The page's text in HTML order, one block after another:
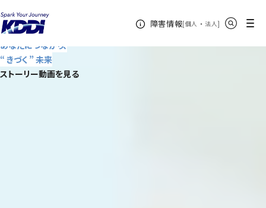
障害情報[個人 ・ 法人新規ウィンドウ
]
メニュー
KDDIホーム
街が
あなたにつながり、
“ きづく ” 未来
ストーリー動画を見る
SCROLL